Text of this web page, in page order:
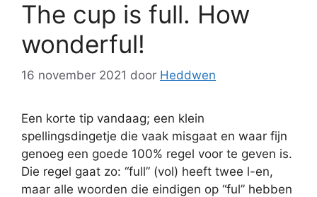
The cup is full. How
wonderful!
16 november 2021 door Heddwen
Een korte tip vandaag; een klein
spellingsdingetje die vaak misgaat en waar fijn
genoeg een goede 100% regel voor te geven is.
Die regel gaat zo: “full” (vol) heeft twee l-en,
maar alle woorden die eindigen op “ful” hebben